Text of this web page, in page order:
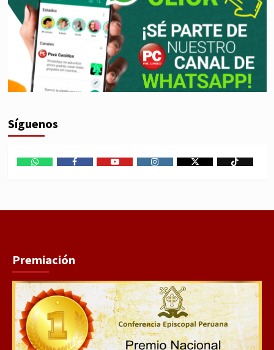
Síguenos
Premiación